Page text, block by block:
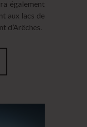
également
aux lacs de
d’Arêches.